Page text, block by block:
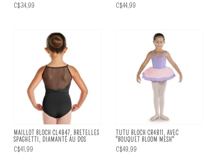
C$34,99 C$44,99
MAILLOT BLOCH CL4847, BRETELLES
SPAGHETTI, DIAMANTÉ AU DOS
C$41,99
TUTU BLOCH CR4811, AVEC
"BOUQUET BLOOM MESH"
C$49,99